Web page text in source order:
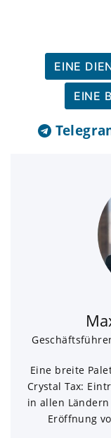
EINE
EINE
Eine breite
Crystal Tax:
in allen
Eröffnung